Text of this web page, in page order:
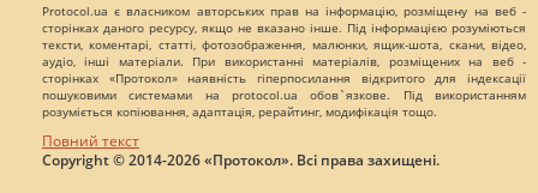
Protocol.ua є власником авторських прав на інформацію, розміщену на веб -
сторінках даного ресурсу, якщо не вказано інше. Під інформацією розуміються
тексти, коментарі, статті, фотозображення, малюнки, ящик-шота, скани, відео,
аудіо, інші матеріали. При використанні матеріалів, розміщених на веб -
сторінках «Протокол» наявність гіперпосилання відкритого для індексації
пошуковими системами на protocol.ua обов`язкове. Під використанням
розуміється копіювання, адаптація, рерайтинг, модифікація тощо.
Повний текст
Copyright © 2014-2026 «Протокол». Всі права захищені.